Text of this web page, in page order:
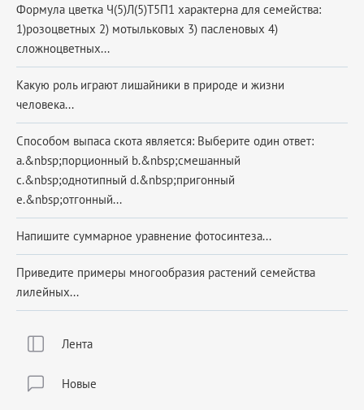
Лента
Новые
Формула цветка Ч(5)Л(5)Т5П1 характерна для семейства:
1)розоцветных 2) мотыльковых 3) пасленовых 4)
сложноцветных...
Какую роль играют лишайники в природе и жизни
человека...
Способом выпаса скота является: Выберите один ответ:
a.&nbsp;порционный b.&nbsp;смешанный
c.&nbsp;однотипный d.&nbsp;пригонный
e.&nbsp;отгонный...
Напишите суммарное уравнение фотосинтеза...
Приведите примеры многообразия растений семейства
лилейных...